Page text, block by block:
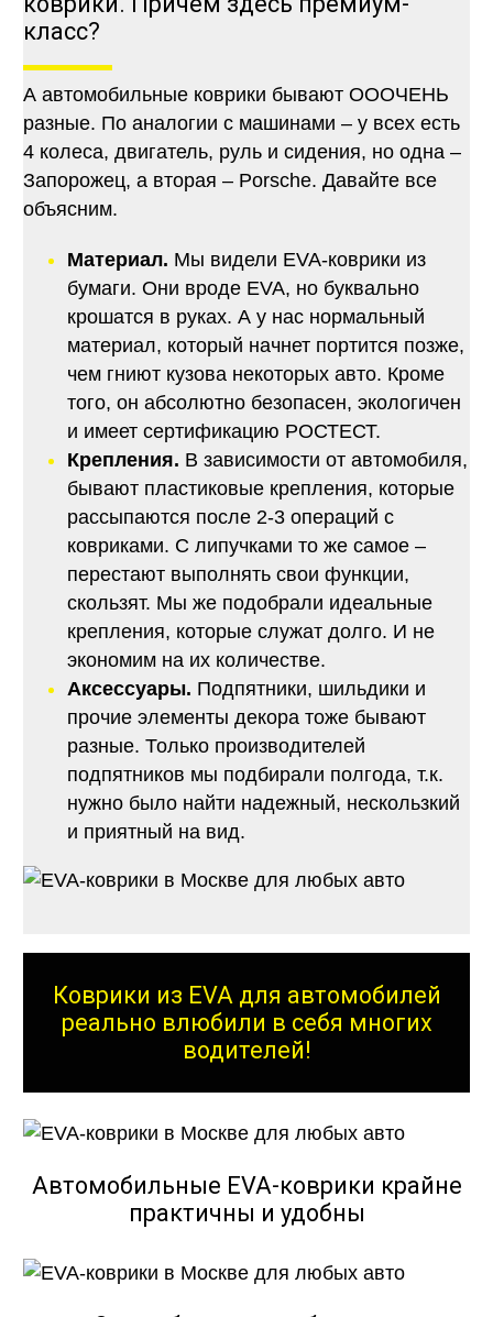
класс?
А автомобильные коврики бывают ОООЧЕНЬ
разные. По аналогии с машинами – у всех есть
4 колеса, двигатель, руль и сидения, но одна –
Запорожец, а вторая – Porsche. Давайте все
объясним.
Материал. Мы видели EVA-коврики из
бумаги. Они вроде EVA, но буквально
крошатся в руках. А у нас нормальный
материал, который начнет портится позже,
чем гниют кузова некоторых авто. Кроме
того, он абсолютно безопасен, экологичен
и имеет сертификацию РОСТЕСТ.
Крепления. В зависимости от автомобиля,
бывают пластиковые крепления, которые
рассыпаются после 2-3 операций с
ковриками. С липучками то же самое –
перестают выполнять свои функции,
скользят. Мы же подобрали идеальные
крепления, которые служат долго. И не
экономим на их количестве.
Аксессуары. Подпятники, шильдики и
прочие элементы декора тоже бывают
разные. Только производителей
подпятников мы подбирали полгода, т.к.
нужно было найти надежный, нескользкий
и приятный на вид.
Коврики из EVA для автомобилей
реально влюбили в себя многих
водителей!
Автомобильные EVA-коврики крайне
практичны и удобны